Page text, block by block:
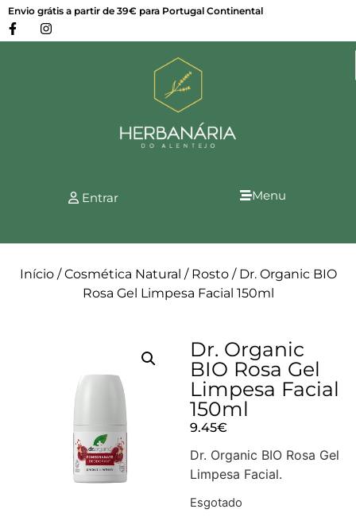
Envio grátis a partir de 39€ para Portugal Continental
Entrar Menu
Início/Cosmética Natural / Rosto/ Dr. Organic BIO
Rosa Gel Limpesa Facial 150ml
Dr. Organic
BIO Rosa Gel
Limpesa Facial
150ml
9.45€
Dr. Organic BIO Rosa Gel
Limpesa Facial.
Esgotado